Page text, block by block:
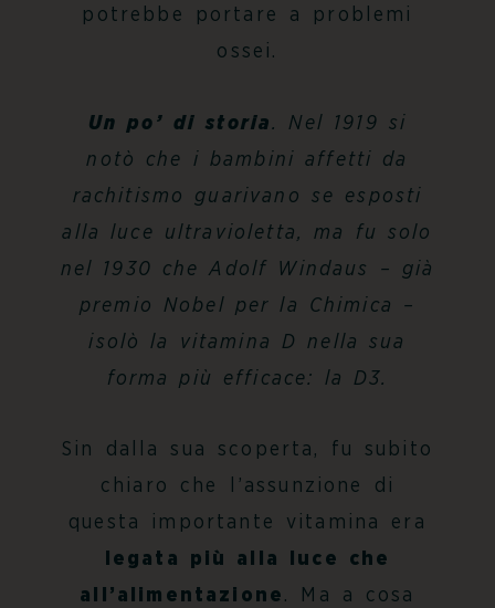
potrebbe portare a problemi
ossei.
Un po’ di storia. Nel 1919 si
notò che i bambini affetti da
rachitismo guarivano se esposti
alla luce ultravioletta, ma fu solo
nel 1930 che Adolf Windaus – già
premio Nobel per la Chimica –
isolò la vitamina D nella sua
forma più efficace: la D3.
Sin dalla sua scoperta, fu subito
chiaro che l’assunzione di
questa importante vitamina era
legata più alla luce che
all’alimentazione . Ma a cosa